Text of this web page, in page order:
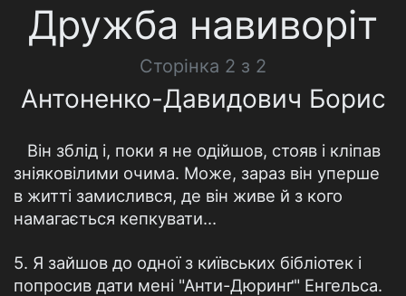
Дружба навиворіт
Сторінка 2 з 2
Антоненко-Давидович Борис
Він зблід і, поки я не одійшов, стояв і кліпав
зніяковілими очима. Може, зараз він уперше
в житті замислився, де він живе й з кого
намагається кепкувати…
5. Я зайшов до одної з київських бібліотек і
попросив дати мені "Анти-Дюринґ" Енгельса.